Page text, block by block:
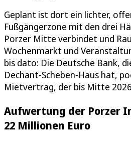
Geplant ist dort ein lichter,
Fußgängerzone mit den drei
Porzer Mitte verbindet und
Wochenmarkt und
bis dato: Die Deutsche Bank,
Dechant-Scheben-Haus hat,
Mietvertrag, der bis Mitte
Aufwertung der Porzer
22 Millionen Euro